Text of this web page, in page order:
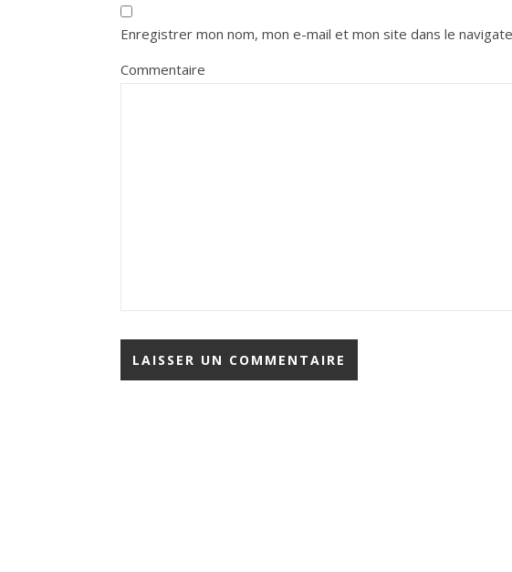
Enregistrer mon nom, mon e-mail et mon site dans le
Commentaire